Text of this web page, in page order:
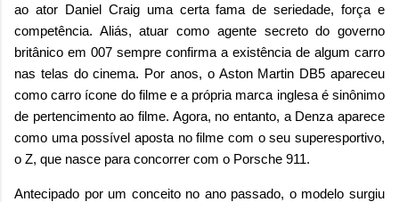
ao ator Daniel Craig uma certa fama de seriedade, força e
competência. Aliás, atuar como agente secreto do governo
britânico em 007 sempre confirma a existência de algum carro
nas telas do cinema. Por anos, o Aston Martin DB5 apareceu
como carro ícone do filme e a própria marca inglesa é sinônimo
de pertencimento ao filme. Agora, no entanto, a Denza aparece
como uma possível aposta no filme com o seu superesportivo,
o Z, que nasce para concorrer com o Porsche 911.
Antecipado por um conceito no ano passado, o modelo surgiu